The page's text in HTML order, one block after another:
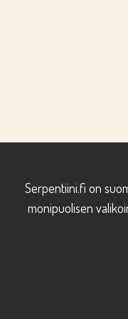
Serpentiini.fi on
monipuolisen